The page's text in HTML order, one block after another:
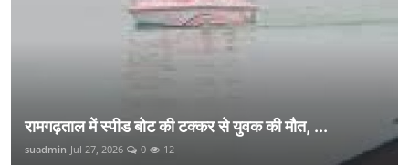
रामगढ़ताल में स्पीड बोट की टक्कर से युवक की मौत, ...
suadmin Jul 27, 2026 0 12